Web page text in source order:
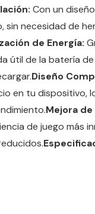
Con un
necesidad de
de Energía:
útil de la batería
Diseño
en tu dispositivo,
Mejora
de juego más